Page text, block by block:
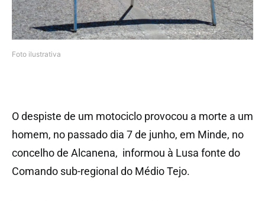
Foto ilustrativa
O despiste de um motociclo provocou a morte a um
homem, no passado dia 7 de junho, em Minde, no
concelho de Alcanena, informou à Lusa fonte do
Comando sub-regional do Médio Tejo.